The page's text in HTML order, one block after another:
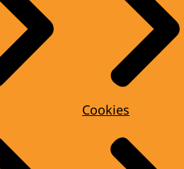
Cookies